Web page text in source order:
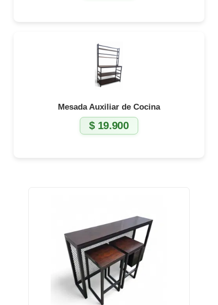
Mesada Auxiliar de Cocina
$19.900